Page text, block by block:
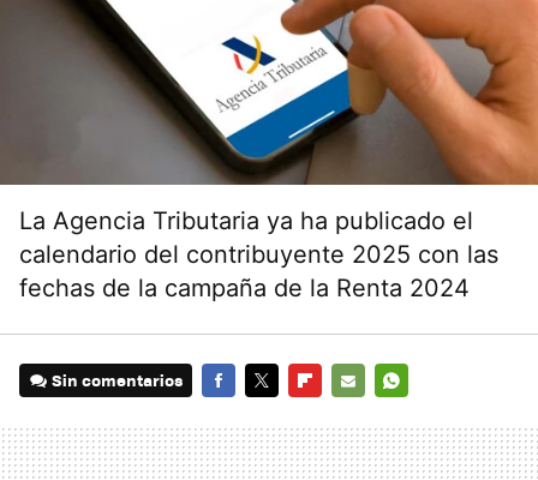
La Agencia Tributaria ya ha publicado el
calendario del contribuyente 2025 con las
fechas de la campaña de la Renta 2024
Sin comentarios
MAIL